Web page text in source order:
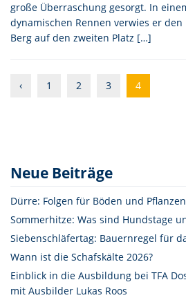
große Überraschung gesorgt. In
dynamischen Rennen verwies er
Berg auf den zweiten Platz […]
‹ 1 2 3 4
Neue Beiträge
Dürre: Folgen für Böden und Pflanzen
Sommerhitze: Was sind Hundstage
Siebenschläfertag: Bauernregel für
Wann ist die Schafskälte 2026?
Einblick in die Ausbildung bei TFA
mit Ausbilder Lukas Roos